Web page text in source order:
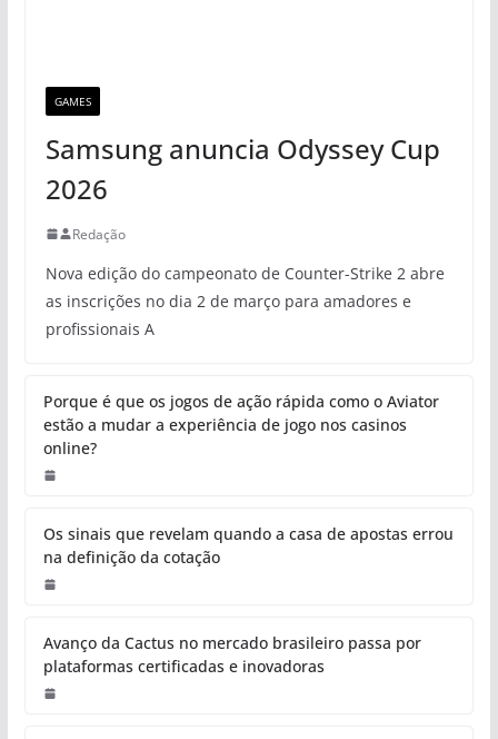
GAMES
Samsung anuncia Odyssey Cup
2026
Redação
Nova edição do campeonato de Counter-Strike 2 abre
as inscrições no dia 2 de março para amadores e
profissionais A
Porque é que os jogos de ação rápida como o Aviator
estão a mudar a experiência de jogo nos casinos
online?
Os sinais que revelam quando a casa de apostas errou
na definição da cotação
Avanço da Cactus no mercado brasileiro passa por
plataformas certificadas e inovadoras